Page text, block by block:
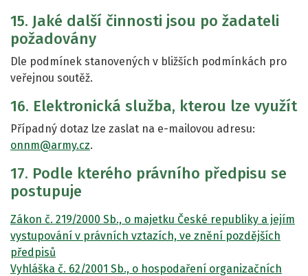
15. Jaké další činnosti jsou po žadateli
požadovány
Dle podmínek stanovených v bližších podmínkách pro
veřejnou soutěž.
16. Elektronická služba, kterou lze využít
Případný dotaz lze zaslat na e-mailovou adresu:
onnm@army.cz.
17. Podle kterého právního předpisu se
postupuje
Zákon č. 219/2000 Sb., o majetku České republiky a jejím
vystupování v právních vztazích, ve znění pozdějších
předpisů
Vyhláška č. 62/2001 Sb., o hospodaření organizačních